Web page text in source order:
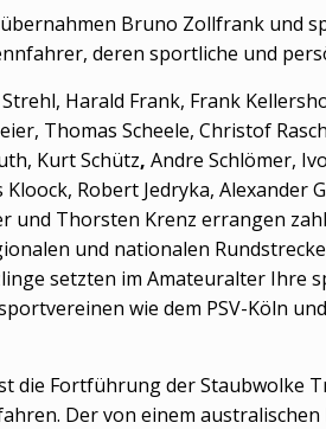
Bruno Zollfrank und
deren sportliche und
Harald Frank, Frank
Thomas Scheele, Christof
Kurt Schütz, Andre Schlömer,
Robert Jedryka, Alexander
und Thorsten Krenz errangen
und nationalen
setzten im Amateuralter Ihre
wie dem PSV-Köln
die Fortführung der Staubwolke
Der von einem